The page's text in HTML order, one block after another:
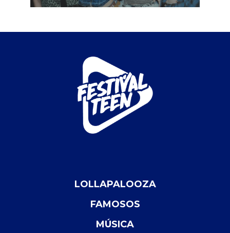
LOLLAPALOOZA
FAMOSOS
MÚSICA